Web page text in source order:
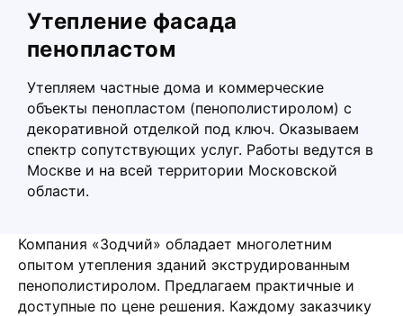
Утепление фасада
пенопластом
Утепляем частные дома и коммерческие
объекты пенопластом (пенополистиролом) с
декоративной отделкой под ключ. Оказываем
спектр сопутствующих услуг. Работы ведутся в
Москве и на всей территории Московской
области.
Компания «Зодчий» обладает многолетним
опытом утепления зданий экструдированным
пенополистиролом. Предлагаем практичные и
доступные по цене решения. Каждому заказчику